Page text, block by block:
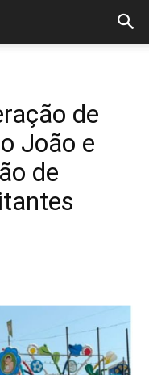
de
João e
de